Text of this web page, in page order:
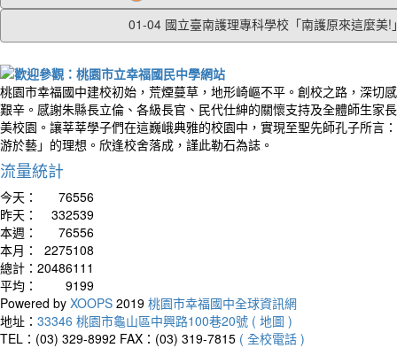
01-04 國立臺南護理專科學校「南護原來這麼美!
桃園市幸福國中建校初始，荒煙蔓草，地形崎嶇不平。創校之路，深切
艱辛。感謝朱縣長立倫、各級長官、民代仕紳的關懷支持及全體師生家
美校園。讓莘莘學子們在這巍峨典雅的校園中，實現至聖先師孔子所言
游於藝」的理想。欣逢校舍落成，謹此勒石為誌。
流量統計
今天：
76556
昨天：
332539
本週：
76556
本月：
2275108
總計： 20486111
平均：
9199
Powered by XOOPS 2019 桃園市幸福國中全球資訊網
地址： 33346 桃園市龜山區中興路100巷20號 ( 地圖 )
TEL：(03) 329-8992 FAX：(03) 319-7815 ( 全校電話 )